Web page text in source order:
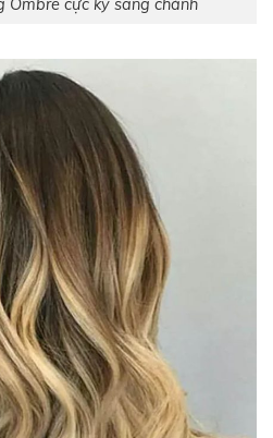
Ombre cực kỳ sang chảnh